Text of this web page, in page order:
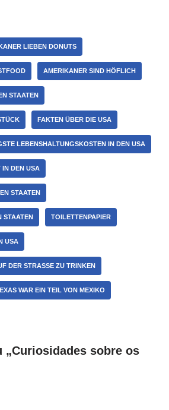
LIEBEN DONUTS
AMERIKANER SIND HÖFLICH
STAATEN
FAKTEN ÜBER DIE USA
LEBENSHALTUNGSKOSTEN IN DEN USA
IN DEN USA
STAATEN
STAATEN TOILETTENPAPIER
USA
DER STRASSE ZU TRINKEN
WAR EIN TEIL VON MEXIKO
„Curiosidades sobre os